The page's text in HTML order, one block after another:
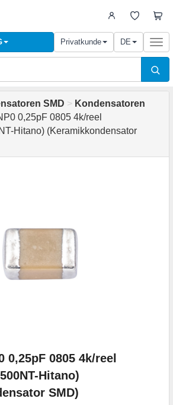
Privatkunde DE
SMD > Kondensatoren
0,25pF 0805 4k/reel
Hitano) (Keramikkondensator
0,25pF 0805 4k/reel
Hitano)
SMD)